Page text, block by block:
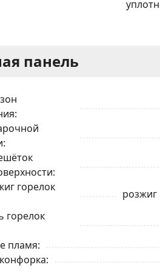
панель
горелок
розжиг
горелок
пламя